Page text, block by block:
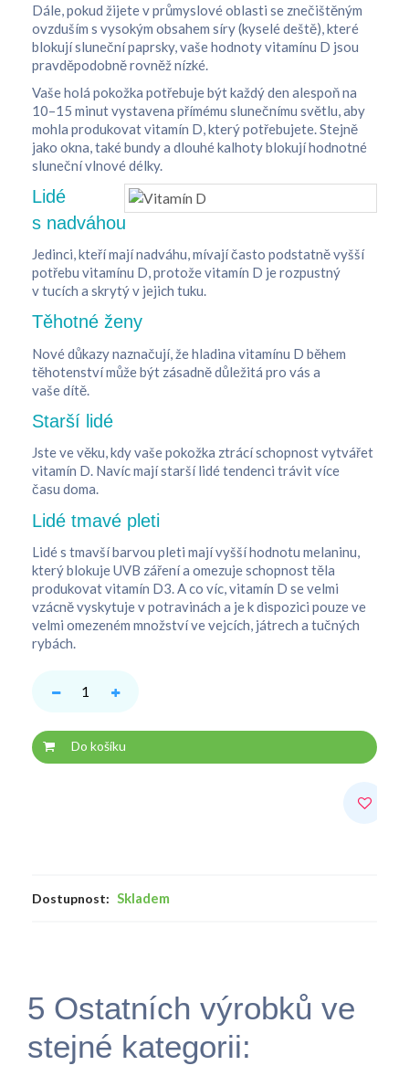
Dále, pokud žijete v průmyslové oblasti se znečištěným
ovzduším s vysokým obsahem síry (kyselé deště), které
blokují sluneční paprsky, vaše hodnoty vitamínu D jsou
pravděpodobně rovněž nízké.
Vaše holá pokožka potřebuje být každý den alespoň na
10–15 minut vystavena přímému slunečnímu světlu, aby
mohla produkovat vitamín D, který potřebujete. Stejně
jako okna, také bundy a dlouhé kalhoty blokují hodnotné
sluneční vlnové délky.
Lidé
s nadváhou
Jedinci, kteří mají nadváhu, mívají často podstatně vyšší
potřebu vitamínu D, protože vitamín D je rozpustný
v tucích a skrytý v jejich tuku.
Těhotné ženy
Nové důkazy naznačují, že hladina vitamínu D během
těhotenství může být zásadně důležitá pro vás a
vaše dítě.
Starší lidé
Jste ve věku, kdy vaše pokožka ztrácí schopnost vytvářet
vitamín D. Navíc mají starší lidé tendenci trávit více
času doma.
Lidé tmavé pleti
Lidé s tmavší barvou pleti mají vyšší hodnotu melaninu,
který blokuje UVB záření a omezuje schopnost těla
produkovat vitamín D3. A co víc, vitamín D se velmi
vzácně vyskytuje v potravinách a je k dispozici pouze ve
velmi omezeném množství ve vejcích, játrech a tučných
rybách.
Do košíku
Dostupnost: Skladem
5 Ostatních výrobků ve
stejné kategorii: